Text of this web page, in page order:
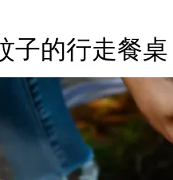
專區
除專區
區
子的行走餐